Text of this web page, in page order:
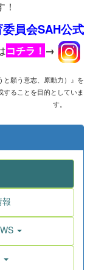
委員会SAH公式
コチラ！ →
と願う意志、原動力）』を
することを目的としていま
す。